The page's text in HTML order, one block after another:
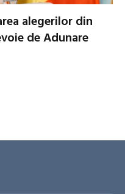
alegerilor din
de Adunare